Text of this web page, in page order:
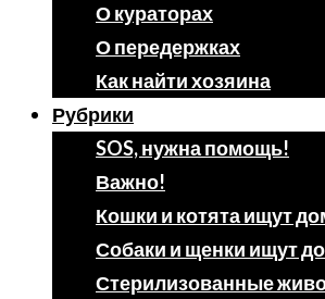
О кураторах
О передержках
Как найти хозяина
Рубрики
SOS, нужна помощь!
Важно!
Кошки и котята ищут
Собаки и щенки ищут
Стерилизованные